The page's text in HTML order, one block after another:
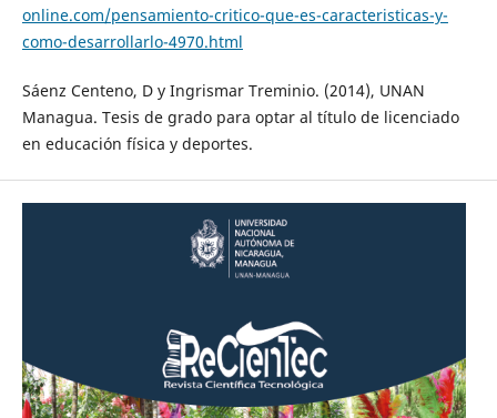
online.com/pensamiento-critico-que-es-caracteristicas-y-
como-desarrollarlo-4970.html
Sáenz Centeno, D y Ingrismar Treminio. (2014), UNAN
Managua. Tesis de grado para optar al título de licenciado
en educación física y deportes.